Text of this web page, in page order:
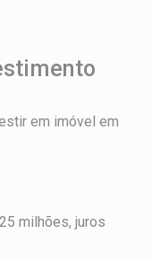
em imóvel em
milhões, juros